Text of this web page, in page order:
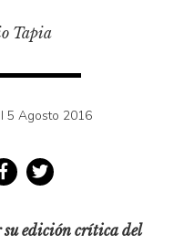
Tapia
I 5 Agosto 2016
su edición crítica del